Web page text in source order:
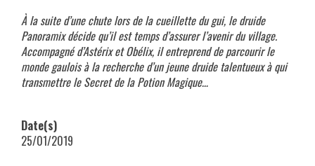
À la suite d’une chute lors de la cueillette du gui, le druide
Panoramix décide qu’il est temps d’assurer l’avenir du village.
Accompagné d’Astérix et Obélix, il entreprend de parcourir le
monde gaulois à la recherche d’un jeune druide talentueux à qui
transmettre le Secret de la Potion Magique…
Date(s)
25/01/2019